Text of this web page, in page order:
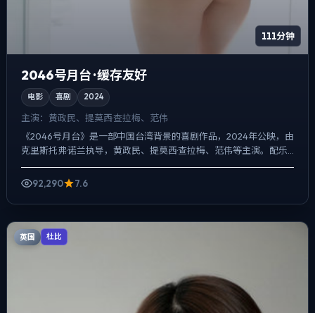
111分钟
2046号月台 · 缓存友好
电影 喜剧 2024
主演： 黄政民、提莫西·查拉梅、范伟
《2046号月台》是一部中国台湾背景的喜剧作品，2024年公映，由
克里斯托弗·诺兰执导，黄政民、提莫西·查拉梅、范伟等主演。配乐
92,290
7.6
英国 杜比